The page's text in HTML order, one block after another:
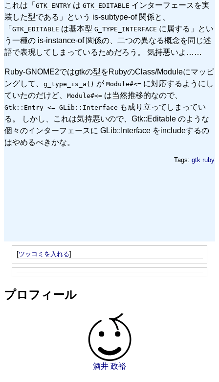
これは「 GTK_ENTRY は GTK_EDITABLE インターフェースを実
装した型である」という is-subtype-of 関係と、
「 GTK_EDITABLE は基本型 G_TYPE_INTERFACE に属する」とい
う一種の is-instance-of 関係の、二つの異なる概念を同じ述
語で表現してしまっているためだろう。 気持悪いよ……
Ruby-GNOME2ではgtkの型をRubyのClass/Moduleにマッピ
ングして、 g_type_is_a() が Module#<= に対応するようにし
ていたのだけど、 Module#<= は当然推移的なので、
Gtk::Entry <= GLib::Interface も成り立ってしまってい
る。 しかし、これは気持悪いので、Gtk::Editable のような
個々のインターフェースに GLib::Interface をincludeするの
はやめるべきかな。
Tags: gtk ruby
[ツッコミを入れる]
プロフィール
酒井 政裕